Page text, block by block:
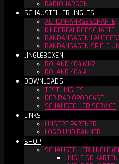
RADIO JARGON
SCHAUSTELLER JINGLES
ACTIONFAHRGESCHÄFTE
KINDERFAHRGESCHÄFTE
BANDANSAGEN
BANDANSAGEN SPIELE
JINGLEBOXEN
ROLAND 404 MK2
ROLAND 404 A
DOWNLOADS
TEST JINGLES
DER RADIOPODCAST
SCHAUSTELLER SERVICE
LINKS
UNSERE PARTNER
LOGO UND BANNER
SHOP
SCHAUSTELLER JINGLE
JINGLE SD